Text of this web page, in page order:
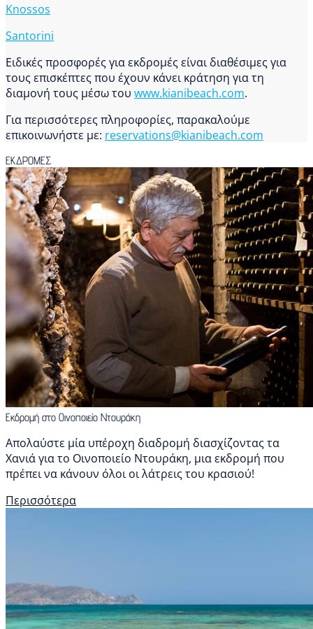
Knossos
Santorini
Ειδικές προσφορές για εκδρομές είναι διαθέσιμες για
τους επισκέπτες που έχουν κάνει κράτηση για τη
διαμονή τους μέσω του www.kianibeach.com.
Για περισσότερες πληροφορίες, παρακαλούμε
επικοινωνήστε με: reservations@kianibeach.com
ΕΚΔΡΟΜΕΣ
Εκδρομή στο Οινοποιείο Ντουράκη
Απολαύστε μία υπέροχη διαδρομή διασχίζοντας τα
Χανιά για το Οινοποιείο Ντουράκη, μια εκδρομή που
πρέπει να κάνουν όλοι οι λάτρεις του κρασιού!
Περισσότερα